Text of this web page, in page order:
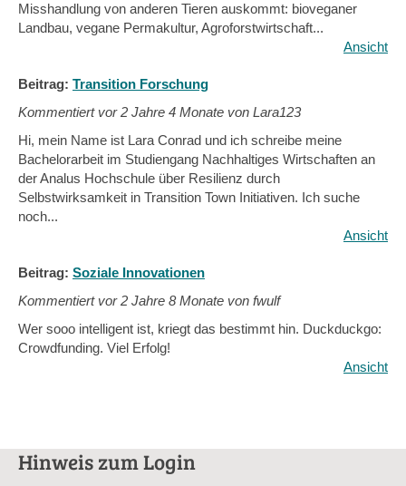
Misshandlung von anderen Tieren auskommt: bioveganer
Landbau, vegane Permakultur, Agroforstwirtschaft...
Ansicht
Beitrag: Transition Forschung
Kommentiert vor2 Jahre 4 Monate von Lara123
Hi, mein Name ist Lara Conrad und ich schreibe meine
Bachelorarbeit im Studiengang Nachhaltiges Wirtschaften an
der Analus Hochschule über Resilienz durch
Selbstwirksamkeit in Transition Town Initiativen. Ich suche
noch...
Ansicht
Beitrag: Soziale Innovationen
Kommentiert vor2 Jahre 8 Monate von fwulf
Wer sooo intelligent ist, kriegt das bestimmt hin. Duckduckgo:
Crowdfunding. Viel Erfolg!
Ansicht
Hinweis zum Login